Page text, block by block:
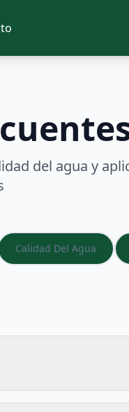
del agua y
Calidad Del Agua